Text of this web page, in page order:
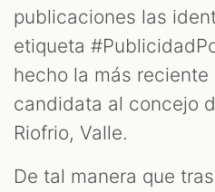
publicaciones las
etiqueta
hecho la más
candidata al concejo
Riofrio, Valle.
De tal manera que